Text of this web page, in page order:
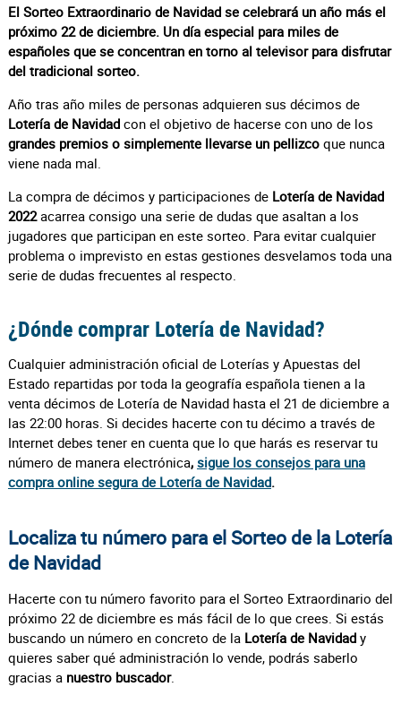
El Sorteo Extraordinario de Navidad se celebrará un año más el
próximo 22 de diciembre. Un día especial para miles de
españoles que se concentran en torno al televisor para disfrutar
del tradicional sorteo.
Año tras año miles de personas adquieren sus décimos de
Lotería de Navidadcon el objetivo de hacerse con uno de los
grandes premios o simplemente llevarse un pellizcoque nunca
viene nada mal.
La compra de décimos y participaciones de Lotería de Navidad
2022acarrea consigo una serie de dudas que asaltan a los
jugadores que participan en este sorteo. Para evitar cualquier
problema o imprevisto en estas gestiones desvelamos toda una
serie de dudas frecuentes al respecto.
¿Dónde comprar Lotería de Navidad?
Cualquier administración oficial de Loterías y Apuestas del
Estado repartidas por toda la geografía española tienen a la
venta décimos de Lotería de Navidad hasta el 21 de diciembre a
las 22:00 horas. Si decides hacerte con tu décimo a través de
Internet debes tener en cuenta que lo que harás es reservar tu
número de manera electrónica, sigue los consejos para una
compra online segura de Lotería de Navidad.
Localiza tu número para el Sorteo de la Lotería
de Navidad
Hacerte con tu número favorito para el Sorteo Extraordinario del
próximo 22 de diciembre es más fácil de lo que crees. Si estás
buscando un número en concreto de la Lotería de Navidady
quieres saber qué administración lo vende, podrás saberlo
gracias a nuestro buscador.